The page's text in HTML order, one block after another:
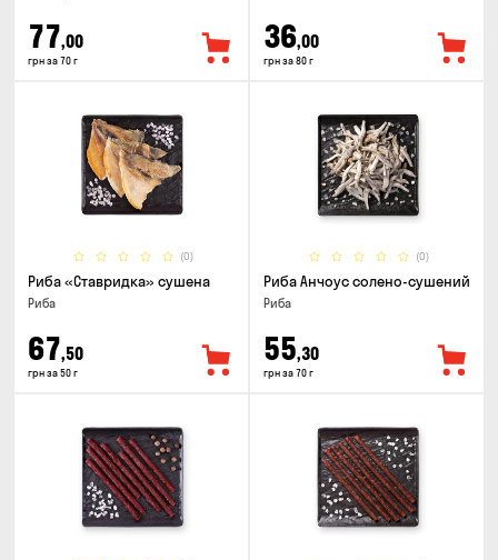
77,00
грн за 70 г
36,00
грн за 80 г
(0)
Риба «Ставридка» сушена
Риба
67,50
грн за 50 г
(0)
Риба Анчоус солено-сушений
Риба
55,30
грн за 70 г